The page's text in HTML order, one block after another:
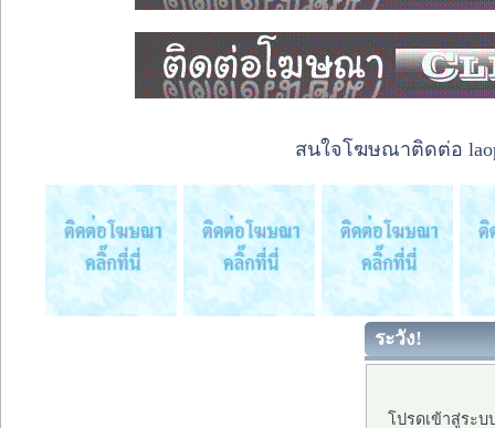
สนใจโฆษณาติดต่อ
ระวัง!
โปรดเข้าสู่ระ